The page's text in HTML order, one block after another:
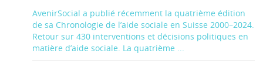
AvenirSocial a publié récemment la quatrième édition
de sa Chronologie de l’aide sociale en Suisse 2000–2024.
Retour sur 430 interventions et décisions politiques en
matière d’aide sociale. La quatrième ...